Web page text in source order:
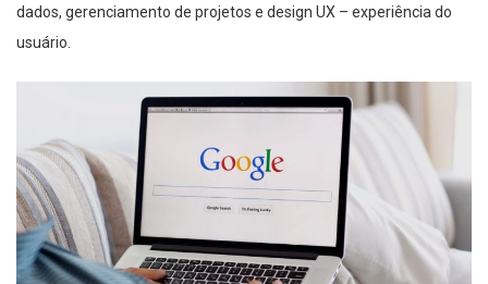
dados, gerenciamento de projetos e design UX – experiência do
usuário.